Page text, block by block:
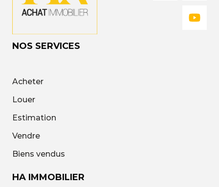
HA IMMOBILIER
NOS SERVICES
Acheter
Louer
Estimation
Vendre
Biens vendus